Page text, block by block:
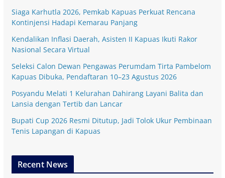
Siaga Karhutla 2026, Pemkab Kapuas Perkuat Rencana
Kontinjensi Hadapi Kemarau Panjang
Kendalikan Inflasi Daerah, Asisten II Kapuas Ikuti Rakor
Nasional Secara Virtual
Seleksi Calon Dewan Pengawas Perumdam Tirta Pambelom
Kapuas Dibuka, Pendaftaran 10–23 Agustus 2026
Posyandu Melati 1 Kelurahan Dahirang Layani Balita dan
Lansia dengan Tertib dan Lancar
Bupati Cup 2026 Resmi Ditutup, Jadi Tolok Ukur Pembinaan
Tenis Lapangan di Kapuas
Recent News